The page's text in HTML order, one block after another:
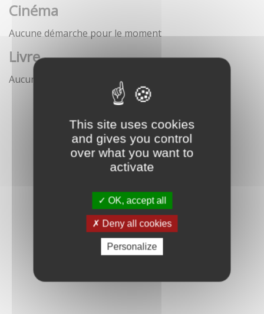
This site uses cookies
and gives you control
over what you want to
activate
OK, accept all
Deny all cookies
Personalize
Cinéma
Aucune démarche pour le moment
Livre
Aucune démarche pour le moment